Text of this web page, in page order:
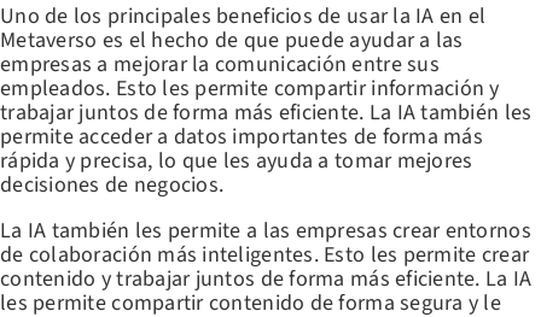
Uno de los principales beneficios de usar la IA en el
Metaverso es el hecho de que puede ayudar a las
empresas a mejorar la comunicación entre sus
empleados. Esto les permite compartir información y
trabajar juntos de forma más eficiente. La IA también les
permite acceder a datos importantes de forma más
rápida y precisa, lo que les ayuda a tomar mejores
decisiones de negocios.
La IA también les permite a las empresas crear entornos
de colaboración más inteligentes. Esto les permite crear
contenido y trabajar juntos de forma más eficiente. La IA
les permite compartir contenido de forma segura y le